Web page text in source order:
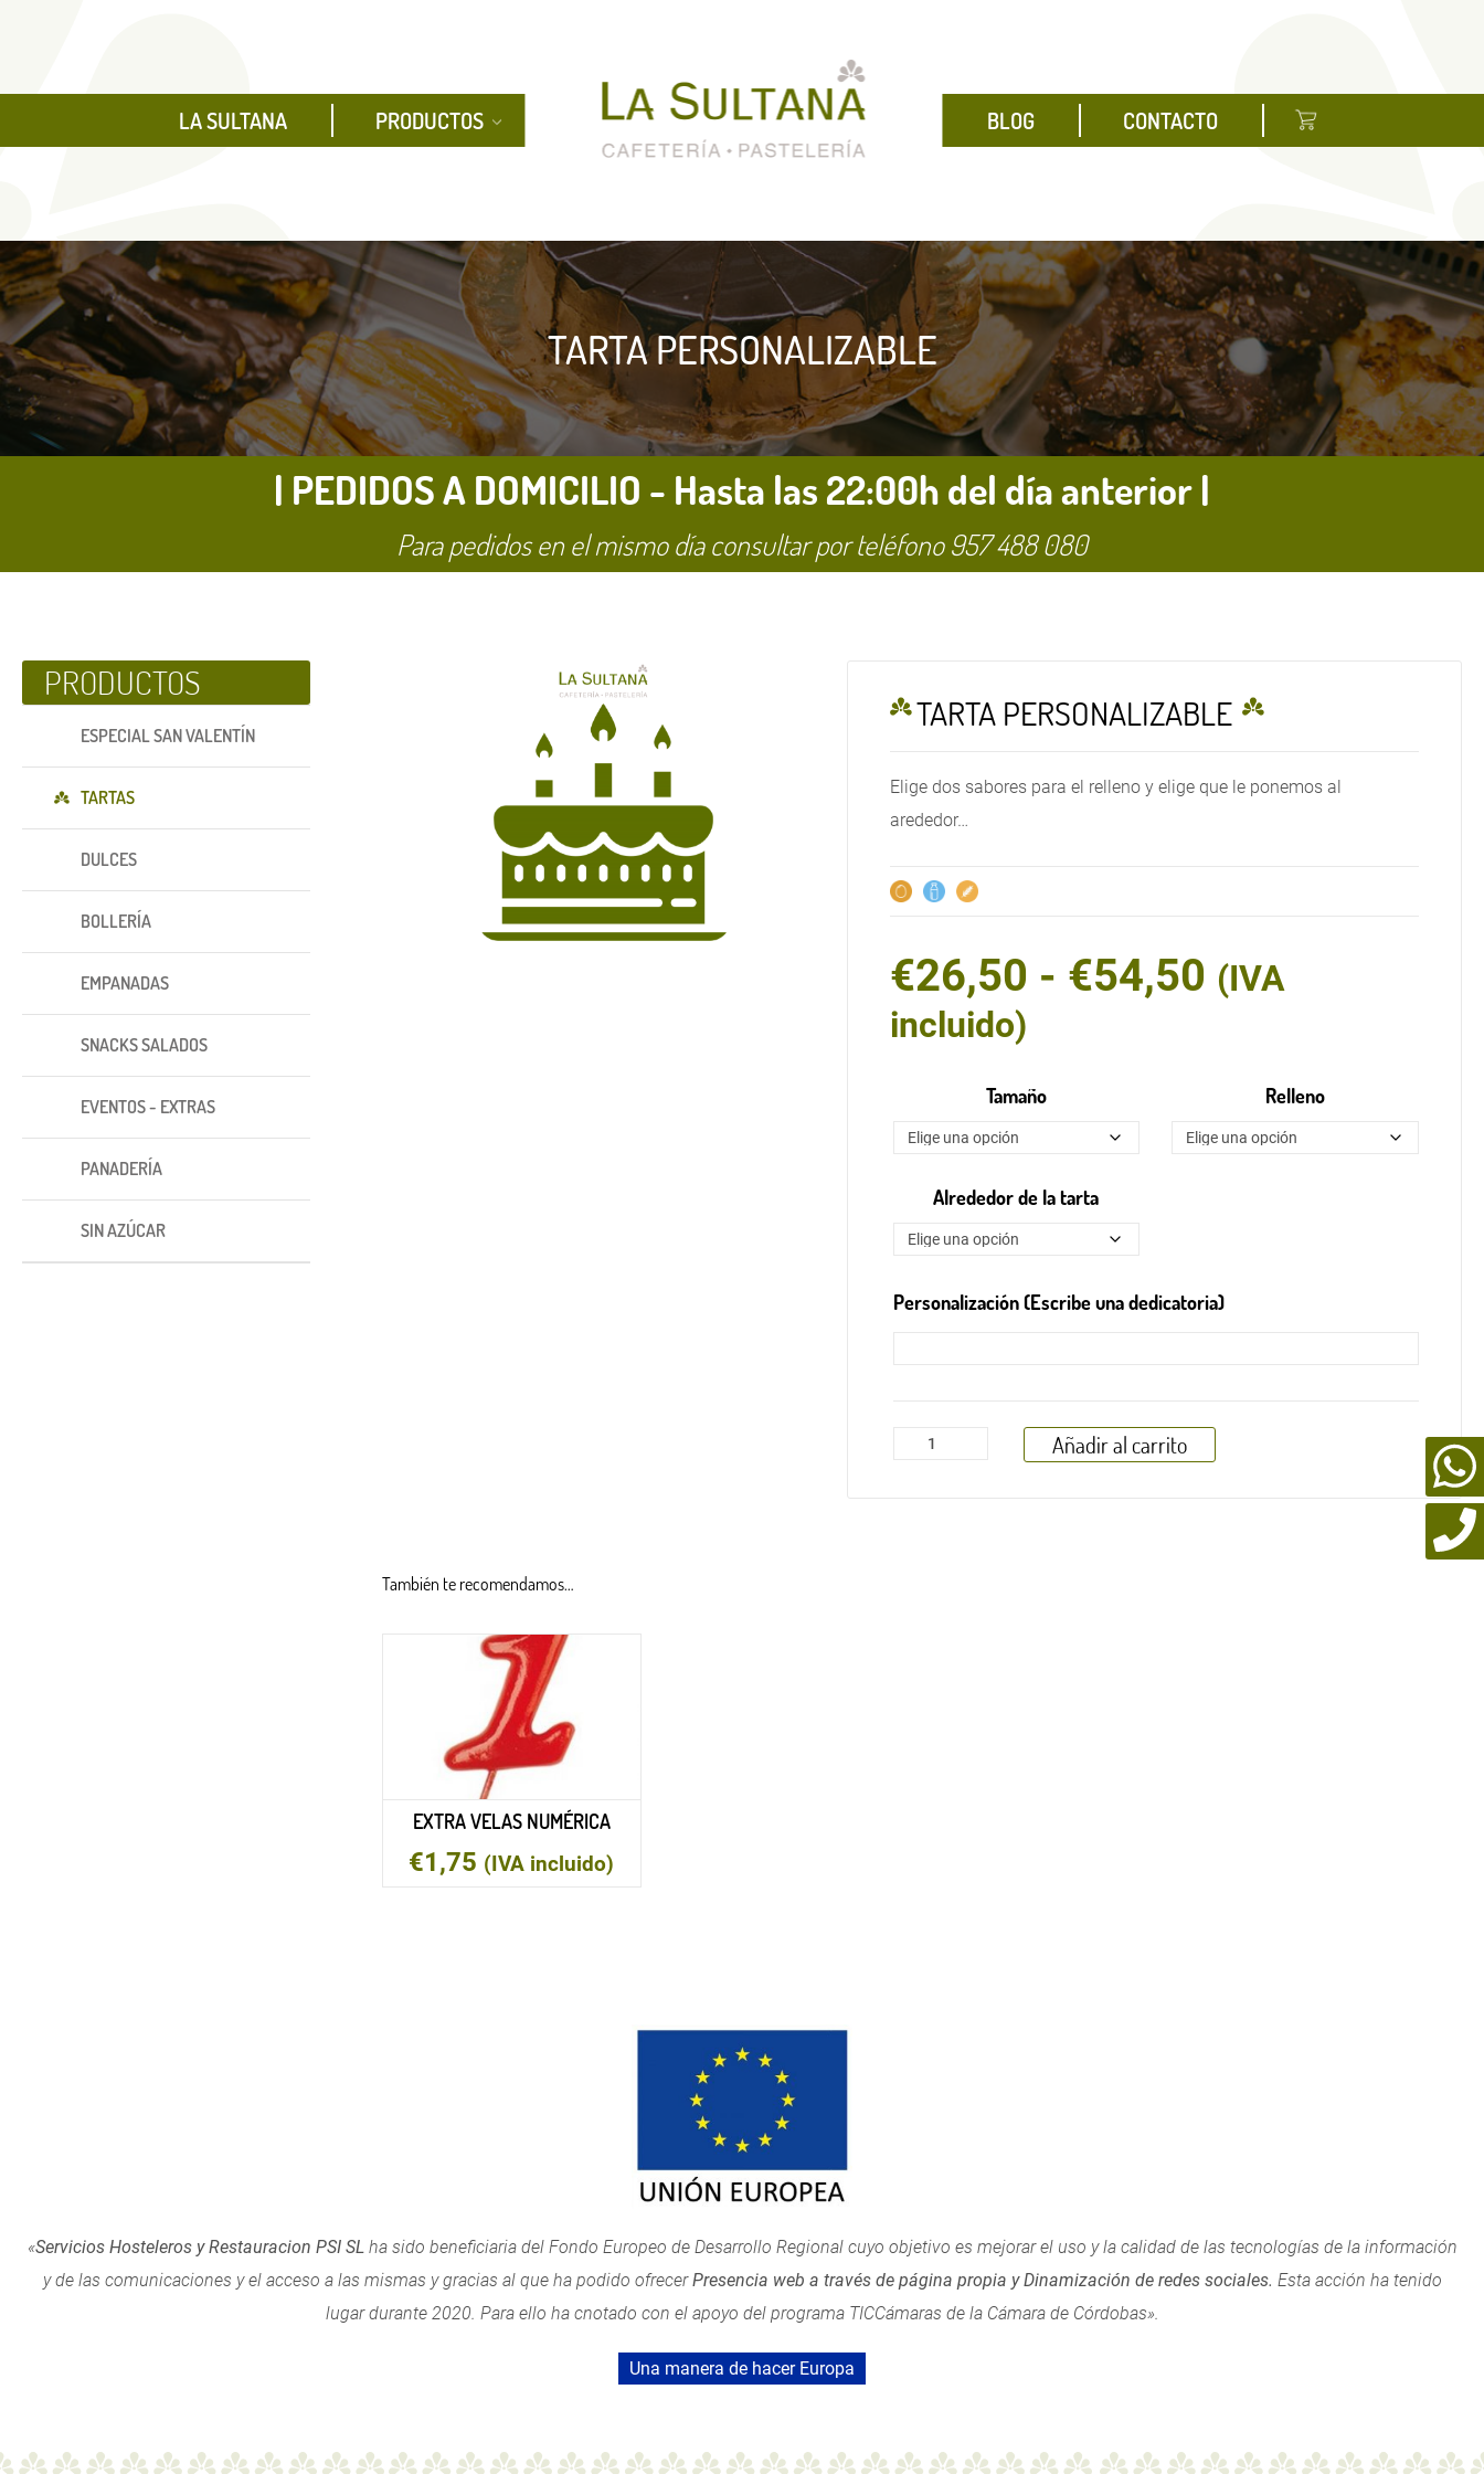
LA SULTANA PRODUCTOS BLOG CONTACTO
TARTA PERSONALIZABLE
| PEDIDOS A DOMICILIO - Hasta las 22:00h del día anterior |
Para pedidos en el mismo día consultar por teléfono957 488 080
PRODUCTOS
ESPECIAL SAN VALENTÍN
TARTAS
DULCES
BOLLERÍA
EMPANADAS
SNACKS SALADOS
EVENTOS - EXTRAS
PANADERÍA
SIN AZÚCAR
TARTA PERSONALIZABLE
Elige dos sabores para el relleno y elige que le ponemos al
arededor…
€26,50 - €54,50 Rango
desde
€26,50
(IVA
incluido)
Tamaño Relleno
Alrededor de la tarta
Personalización (Escribe una dedicatoria)
Tarta
personalizable
Añadir al carrito
También te recomendamos…
EXTRA VELAS NUMÉRICA
€1,75 (IVA incluido)
«Servicios Hosteleros y Restauracion PSI SLha sido beneficiaria del Fondo Europeo de Desarrollo Regional cuyo objetivo es mejorar el uso y la calidad de las tecnologías de la información
y de las comunicaciones y el acceso a las mismas y gracias al que ha podido ofrecerPresencia web a través de página propia y Dinamización de redes sociales. Esta acción ha tenido
lugar durante 2020. Para ello ha cnotado con el apoyo del programa TICCámaras de la Cámara de Córdobas».
Una manera de hacer Europa